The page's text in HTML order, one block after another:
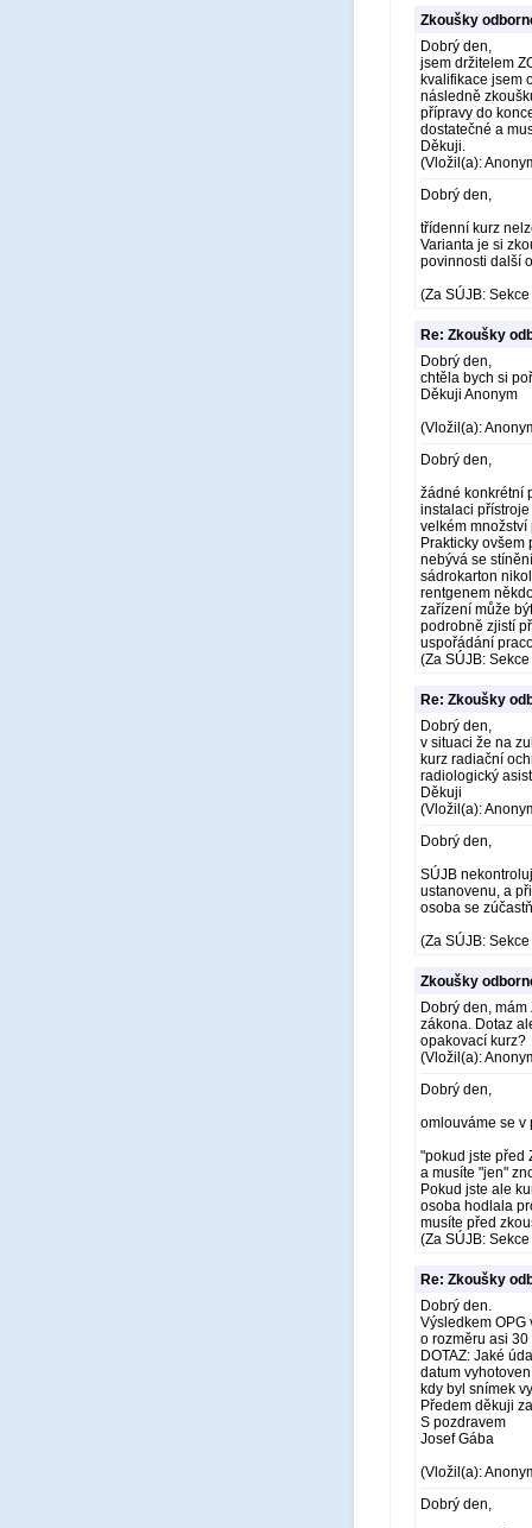
Zkoušky
Dobrý den,
jsem držitelem
kvalifikace jsem
následně
přípravy do
dostatečné a
Děkuji.
(Vložil(a):
Dobrý den,
třídenní kurz
Varianta je si
povinnosti další
(Za SÚJB:
Re: Zkoušky
Dobrý den,
chtěla bych si
Děkuji Anonym
(Vložil(a):
Dobrý den,
žádné konkrétní
instalaci
velkém
Prakticky
nebývá se
sádrokarton
rentgenem
zařízení může
podrobně zjistí
uspořádání
(Za SÚJB:
Re: Zkoušky
Dobrý den,
v situaci že na
kurz radiační
radiologický
Děkuji
(Vložil(a):
Dobrý den,
SÚJB
ustanovenu, a
osoba se
(Za SÚJB:
Zkoušky
Dobrý den,
zákona. Dotaz
opakovací kurz?
(Vložil(a):
Dobrý den,
omlouváme se v
"pokud jste před
a musíte "jen"
Pokud jste ale
osoba hodlala
musíte před
(Za SÚJB:
Re: Zkoušky
Dobrý den.
Výsledkem
o rozměru asi 30
DOTAZ: Jaké
datum
kdy byl snímek
Předem děkuji
S pozdravem
Josef Gába
(Vložil(a):
Dobrý den,